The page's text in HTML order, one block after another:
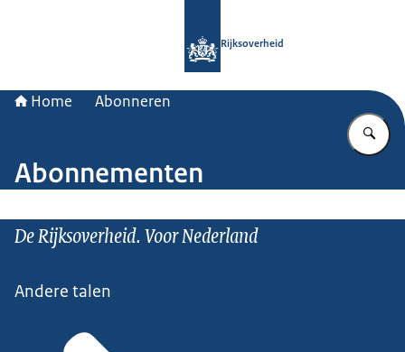
Rijksoverheid
Home Abonneren
Abonnementen
De Rijksoverheid. Voor Nederland
Andere talen